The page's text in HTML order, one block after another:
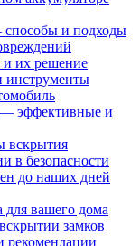
и подходы
и их решение
инструменты
— эффективные и
вскрытия
в безопасности
до наших дней
вашего дома
замков